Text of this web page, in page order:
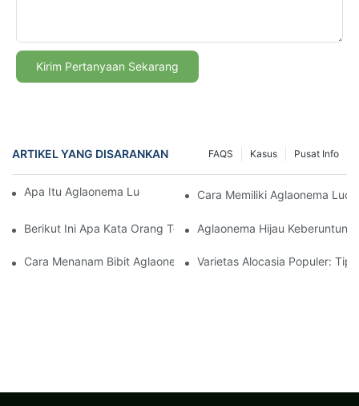
Kirim Pertanyaan Sekarang
ARTIKEL YANG DISARANKAN Pusat Info
Kasus
FAQS
Apa Itu Aglaonema Lucky Green | Youngplants
Cara Memiliki Aglaonema
Berikut Ini Apa Kata Orang Tentang Aglaonema Lucky Green
Aglaonema Hijau
Cara Menanam Bibit Aglaonema Yang Kuat Dan Sukses
Varietas Alocasia Populer: